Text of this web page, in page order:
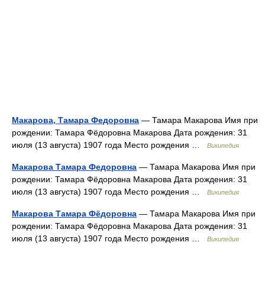
Макарова, Тамара Федоровна — Тамара Макарова Имя при
рождении: Тамара Фёдоровна Макарова Дата рождения: 31
июля (13 августа) 1907 года Место рождения …
Википедия
Макарова Тамара Федоровна — Тамара Макарова Имя при
рождении: Тамара Фёдоровна Макарова Дата рождения: 31
июля (13 августа) 1907 года Место рождения …
Википедия
Макарова Тамара Фёдоровна — Тамара Макарова Имя при
рождении: Тамара Фёдоровна Макарова Дата рождения: 31
июля (13 августа) 1907 года Место рождения …
Википедия